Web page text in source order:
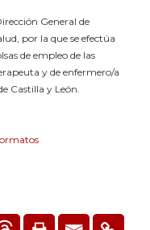
General de
por la que se efectúa
de empleo de las
y de enfermero/a
Castilla y León.